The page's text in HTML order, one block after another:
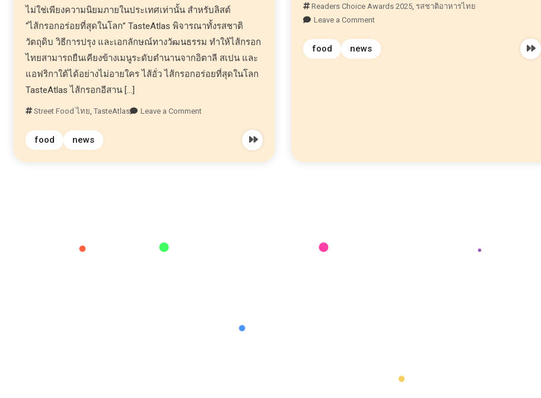
ไม่ใช่เพียงความนิยมภายในประเทศเท่านั้น สำหรับลิสต์
“ไส้กรอกอร่อยที่สุดในโลก” TasteAtlas พิจารณาทั้งรสชาติ
วัตถุดิบ วิธีการปรุง และเอกลักษณ์ทางวัฒนธรรม ทำให้ไส้กรอก
ไทยสามารถยืนเคียงข้างเมนูระดับตำนานจากอิตาลี สเปน และ
แอฟริกาใต้ได้อย่างไม่อายใคร ไส้อั่ว ไส้กรอกอร่อยที่สุดในโลก
TasteAtlas ไส้กรอกอีสาน […]
Street Food ไทย TasteAtlas Leave a Comment
food news
Readers Choice Awards 2025 ,รสชาติอาหารไทย
Leave a Comment
food news